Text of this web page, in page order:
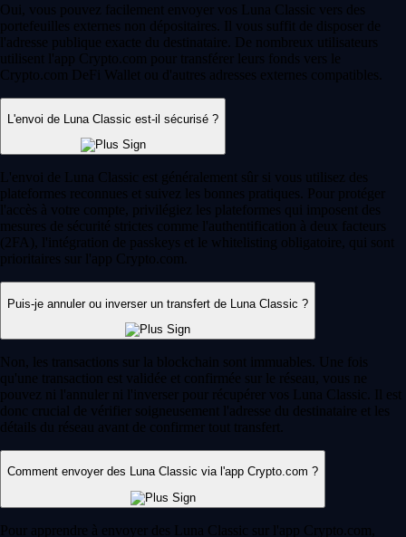
Oui, vous pouvez facilement envoyer vos Luna Classic vers des
portefeuilles externes non dépositaires. Il vous suffit de disposer de
l'adresse publique exacte du destinataire. De nombreux utilisateurs
utilisent l'app Crypto.com pour transférer leurs fonds vers le
Crypto.com DeFi Wallet ou d'autres adresses externes compatibles.
L'envoi de Luna Classic est-il sécurisé ?
L'envoi de Luna Classic est généralement sûr si vous utilisez des
plateformes reconnues et suivez les bonnes pratiques. Pour protéger
l'accès à votre compte, privilégiez les plateformes qui imposent des
mesures de sécurité strictes comme l'authentification à deux facteurs
(2FA), l'intégration de passkeys et le whitelisting obligatoire, qui sont
prioritaires sur l'app Crypto.com.
Puis-je annuler ou inverser un transfert de Luna Classic ?
Non, les transactions sur la blockchain sont immuables. Une fois
qu'une transaction est validée et confirmée sur le réseau, vous ne
pouvez ni l'annuler ni l'inverser pour récupérer vos Luna Classic. Il est
donc crucial de vérifier soigneusement l'adresse du destinataire et les
détails du réseau avant de confirmer tout transfert.
Comment envoyer des Luna Classic via l'app Crypto.com ?
Pour apprendre à envoyer des Luna Classic sur l'app Crypto.com,